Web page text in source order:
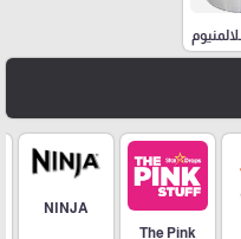
The Pink
NINJA